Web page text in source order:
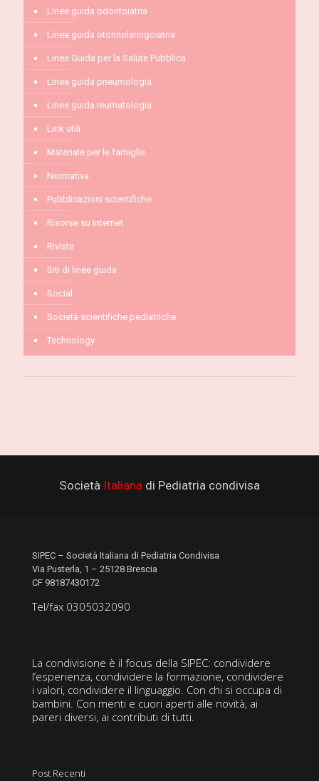
Linee guida odontoiatria
Linee guida otorinolaringoiatria
Linee Guida per la Salute Pubblica
Linee guida pneumologia
Linee guida reumatologia
Link utili
Materiale per le famiglie
Normativa
Pubblicazioni scientifiche
Risorse su Internet
Riviste
Siti di linee guida
Social
Società scientifiche pediatriche
Technology
Società Italiana di Pediatria condivisa
SIPEC – Società Italiana di Pediatria Condivisa
Via Pusterla, 1 – 25128 Brescia
CF 98187430172
Tel/fax 0305032090
La condivisione è il focus della SIPEC: condividere
l’esperienza, condividere la formazione, condividere
i valori, condividere il linguaggio. Con chi si occupa di
bambini. Con menti e cuori aperti alle novità, ai
pareri diversi, ai contributi di tutti.
Post Recenti